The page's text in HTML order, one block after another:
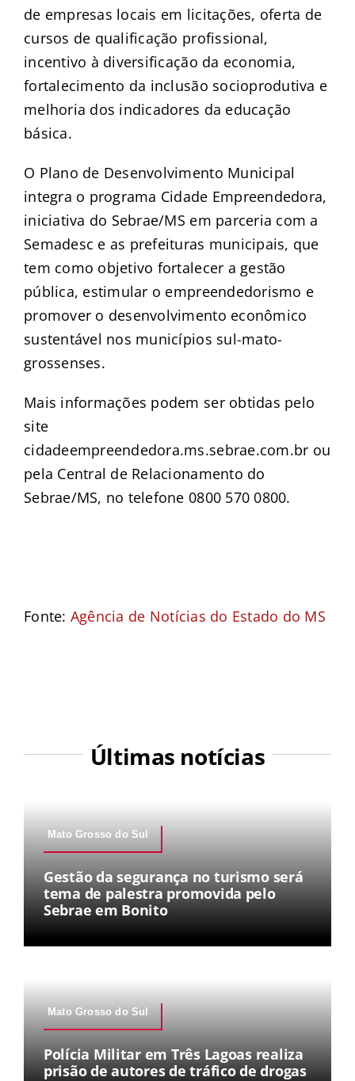
de empresas locais em licitações, oferta de
cursos de qualificação profissional,
incentivo à diversificação da economia,
fortalecimento da inclusão socioprodutiva e
melhoria dos indicadores da educação
básica.
O Plano de Desenvolvimento Municipal
integra o programa Cidade Empreendedora,
iniciativa do Sebrae/MS em parceria com a
Semadesc e as prefeituras municipais, que
tem como objetivo fortalecer a gestão
pública, estimular o empreendedorismo e
promover o desenvolvimento econômico
sustentável nos municípios sul-mato-
grossenses.
Mais informações podem ser obtidas pelo
site
cidadeempreendedora.ms.sebrae.com.br ou
pela Central de Relacionamento do
Sebrae/MS, no telefone 0800 570 0800.
Fonte: Agência de Notícias do Estado do MS
Últimas notícias
Mato Grosso do Sul
Gestão da segurança no turismo será
tema de palestra promovida pelo
Sebrae em Bonito
Mato Grosso do Sul
Polícia Militar em Três Lagoas realiza
prisão de autores de tráfico de drogas